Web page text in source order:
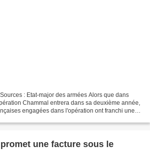
: Etat-major des armées Alors que dans
Chammal entrera dans sa deuxième année,
engagées dans l'opération ont franchi une
une facture sous le